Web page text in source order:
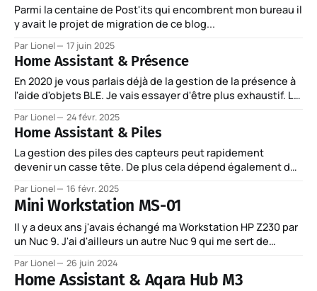
Parmi la centaine de Post'its qui encombrent mon bureau il
y avait le projet de migration de ce blog...
Par Lionel 17 juin 2025
Home Assistant & Présence
En 2020 je vous parlais déjà de la gestion de la présence à
l'aide d'objets BLE. Je vais essayer d'être plus exhaustif. Le
présence dont on a besoin et les sources à
Par Lionel 24 févr. 2025
Home Assistant & Piles
La gestion des piles des capteurs peut rapidement
devenir un casse tête. De plus cela dépend également de
utilisateur qui n'a pas accès au code et aux entités. Je
voulais une carte synthétique qui en plus de l&
Par Lionel 16 févr. 2025
Mini Workstation MS-01
Il y a deux ans j'avais échangé ma Workstation HP Z230 par
un Nuc 9. J'ai d'ailleurs un autre Nuc 9 qui me sert de
en plafonnant à 32 GO de RAM j'
Par Lionel 26 juin 2024
Home Assistant & Aqara Hub M3